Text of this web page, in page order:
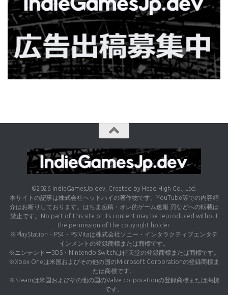
©2026 IndieGamesJp.dev, Created by Head-High Co., Ltd.
本サイトの記事は株式会社ヘッドハイの著作物です。YouTube等での内容紹
介はお断りしております。はちま起稿・オレ的ゲーム速報 刃などへの転載は
禁止です。No part of this site or its content may be reproduced without
the permission of the copyright holder.
※PlayStation・PS4・PS Vitaは株式会社ソニー・インタラクティブエンタテ
インメントの登録商標または商標です。
※ニンテンドー3DS・Nintendo Switchは任天堂の登録商標または商標です。
※Xbox Oneは米国およびその他の国のMicrosoft Corporationの登録商標ま
たは商標です。
※Steamは米国およびその他の国のValve corporationの登録商標または商標
です。